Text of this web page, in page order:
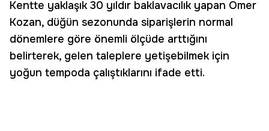
Kentte yaklaşık 30 yıldır baklavacılık yapan Ömer
Kozan, düğün sezonunda siparişlerin normal
dönemlere göre önemli ölçüde arttığını
belirterek, gelen taleplere yetişebilmek için
yoğun tempoda çalıştıklarını ifade etti.